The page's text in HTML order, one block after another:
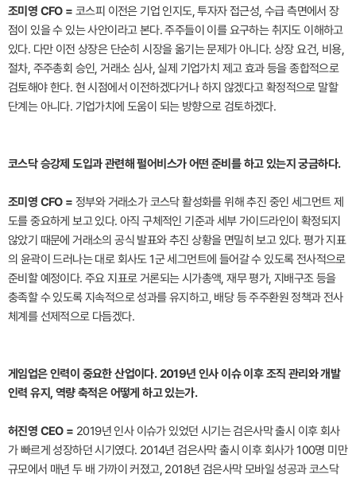
조미영 CFO =코스피 이전은 기업 인지도, 투자자 접근성, 수급 측면에서 장
점이 있을 수 있는 사안이라고 본다. 주주들이 이를 요구하는 취지도 이해하고
있다. 다만 이전 상장은 단순히 시장을 옮기는 문제가 아니다. 상장 요건, 비용,
절차, 주주총회 승인, 거래소 심사, 실제 기업가치 제고 효과 등을 종합적으로
검토해야 한다. 현 시점에서 이전하겠다거나 하지 않겠다고 확정적으로 말할
단계는 아니다. 기업가치에 도움이 되는 방향으로 검토하겠다.
코스닥 승강제 도입과 관련해 펄어비스가 어떤 준비를 하고 있는지 궁금하다.
조미영 CFO = 정부와 거래소가 코스닥 활성화를 위해 추진 중인 세그먼트 제
도를 중요하게 보고 있다. 아직 구체적인 기준과 세부 가이드라인이 확정되지
않았기 때문에 거래소의 공식 발표와 추진 상황을 면밀히 보고 있다. 평가 지표
의 윤곽이 드러나는 대로 회사도 1군 세그먼트에 들어갈 수 있도록 전사적으로
준비할 예정이다. 주요 지표로 거론되는 시가총액, 재무 평가, 지배구조 등을
충족할 수 있도록 지속적으로 성과를 유지하고, 배당 등 주주환원 정책과 전사
체계를 선제적으로 다듬겠다.
게임업은 인력이 중요한 산업이다. 2019년 인사 이슈 이후 조직 관리와 개발
인력 유지, 역량 축적은 어떻게 하고 있는가.
허진영 CEO = 2019년 인사 이슈가 있었던 시기는 검은사막 출시 이후 회사
가 빠르게 성장하던 시기였다. 2014년 검은사막 출시 이후 회사가 100명 미만
규모에서 매년 두 배 가까이 커졌고, 2018년 검은사막 모바일 성공과 코스닥